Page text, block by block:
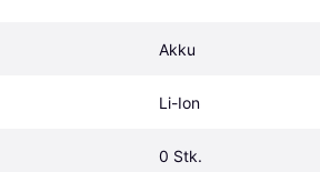
Akku
Li-Ion
0 Stk.